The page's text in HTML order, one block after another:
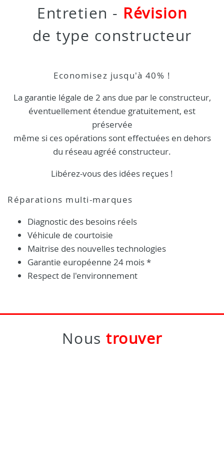
Entretien - Révision
de type constructeur
Economisez jusqu'à 40% !
La garantie légale de 2 ans due par le constructeur,
éventuellement étendue gratuitement, est
préservée
même si ces opérations sont effectuées en dehors
du réseau agréé constructeur.
Libérez-vous des idées reçues !
Réparations multi-marques
Diagnostic des besoins réels
Véhicule de courtoisie
Maitrise des nouvelles technologies
Garantie européenne 24 mois *
Respect de l'environnement
Nous trouver